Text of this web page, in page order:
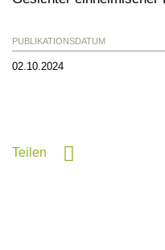
PUBLIKATIONSDATUM
02.10.2024
Teilen